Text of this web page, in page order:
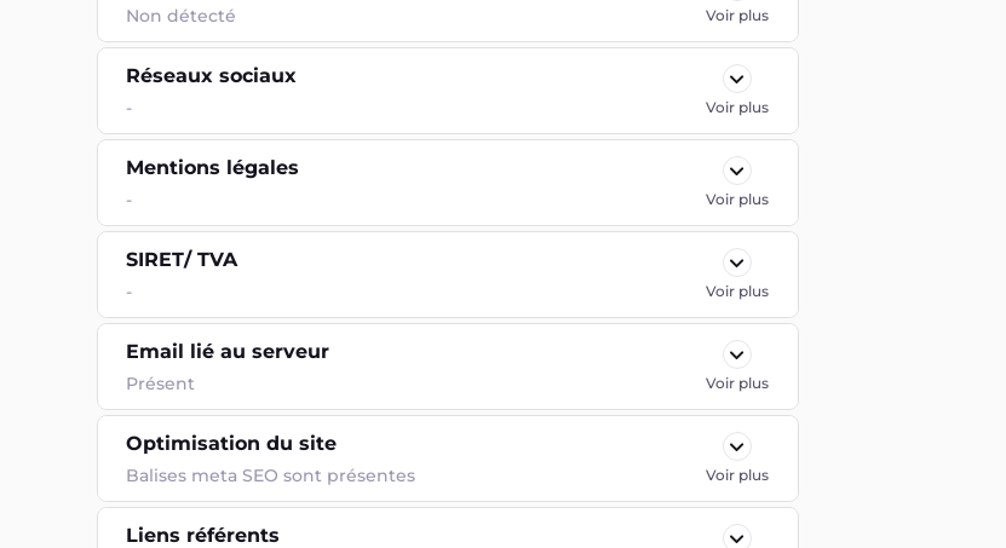
Non détecté Voir plus
Réseaux sociaux
- Voir plus
Mentions légales
- Voir plus
SIRET/ TVA
- Voir plus
Email lié au serveur
Présent Voir plus
Optimisation du site
Balises meta SEO sont présentes Voir plus
Liens référents